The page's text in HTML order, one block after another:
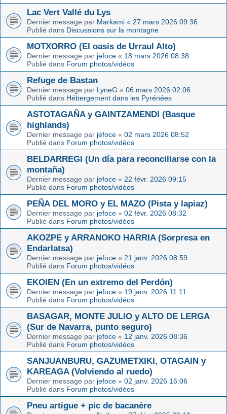
Lac Vert Vallé du Lys
Dernier message par Markami « 27 mars 2026 09:36
Publié dans Discussions sur la montagne
MOTXORRO (El oasis de Urraul Alto)
Dernier message par jefoce « 18 mars 2026 08:38
Publié dans Forum photos/vidéos
Refuge de Bastan
Dernier message par LyneG « 06 mars 2026 02:06
Publié dans Hébergement dans les Pyrénées
ASTOTAGAÑA y GAINTZAMENDI (Basque
highlands)
Dernier message par jefoce « 02 mars 2026 08:52
Publié dans Forum photos/vidéos
BELDARREGI (Un día para reconciliarse con la
montaña)
Dernier message par jefoce « 22 févr. 2026 09:15
Publié dans Forum photos/vidéos
PEÑA DEL MORO y EL MAZO (Pista y lapiaz)
Dernier message par jefoce « 02 févr. 2026 08:32
Publié dans Forum photos/vidéos
AKOZPE y ARRANOKO HARRIA (Sorpresa en
Endarlatsa)
Dernier message par jefoce « 21 janv. 2026 08:59
Publié dans Forum photos/vidéos
EKOIEN (En un extremo del Perdón)
Dernier message par jefoce « 19 janv. 2026 11:11
Publié dans Forum photos/vidéos
BASAGAR, MONTE JULIO y ALTO DE LERGA
(Sur de Navarra, punto seguro)
Dernier message par jefoce « 12 janv. 2026 08:36
Publié dans Forum photos/vidéos
SANJUANBURU, GAZUMETXIKI, OTAGAIN y
KAREAGA (Volviendo al ruedo)
Dernier message par jefoce « 02 janv. 2026 16:06
Publié dans Forum photos/vidéos
Pneu artigue + pic de bacanère